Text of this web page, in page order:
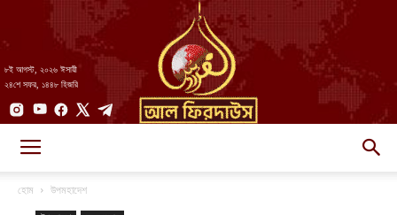
৮ই আগস্ট, ২০২৬ ঈসায়ী
২৪শে সফর, ১৪৪৮ হিজরি
হোম উপমহাদেশ